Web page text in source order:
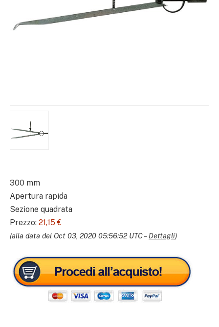
300 mm
Apertura rapida
Sezione quadrata
Prezzo: 21,15 €
(alla data del Oct 03, 2020 05:56:52 UTC – Dettagli)